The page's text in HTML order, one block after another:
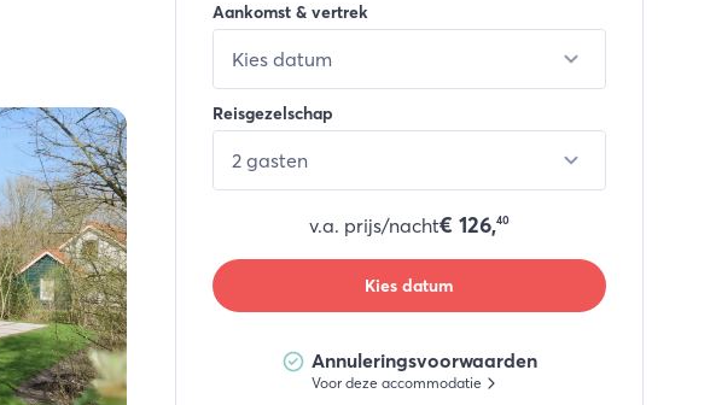
Aankomst & vertrek
Kies datum
Reisgezelschap
2 gasten
v.a. prijs/nacht€ 126,40
Kies datum
Annuleringsvoorwaarden
Voor deze accommodatie